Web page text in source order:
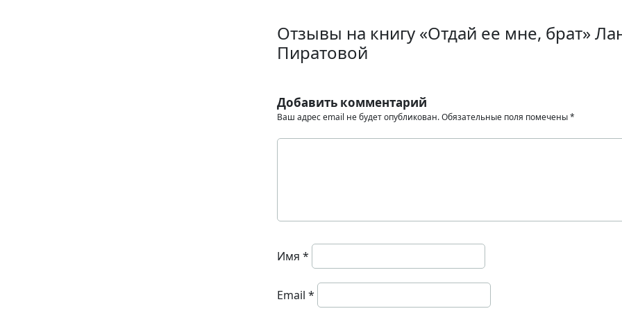
Отзывы на книгу «Отдай ее мне, брат»
Пиратовой
Добавить комментарий
Ваш адрес email не будет опубликован.Обязательные поля помечены*
Имя *
Email *